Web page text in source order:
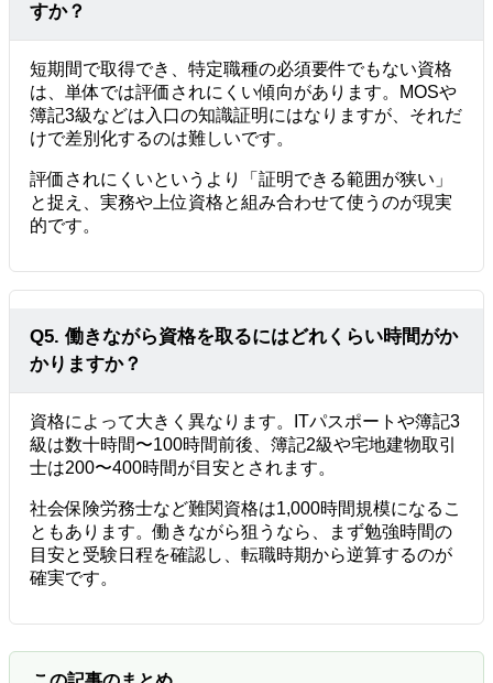
すか？
短期間で取得でき、特定職種の必須要件でもない資格
は、単体では評価されにくい傾向があります。MOSや
簿記3級などは入口の知識証明にはなりますが、それだ
けで差別化するのは難しいです。
評価されにくいというより「証明できる範囲が狭い」
と捉え、実務や上位資格と組み合わせて使うのが現実
的です。
Q5. 働きながら資格を取るにはどれくらい時間がか
かりますか？
資格によって大きく異なります。ITパスポートや簿記3
級は数十時間〜100時間前後、簿記2級や宅地建物取引
士は200〜400時間が目安とされます。
社会保険労務士など難関資格は1,000時間規模になるこ
ともあります。働きながら狙うなら、まず勉強時間の
目安と受験日程を確認し、転職時期から逆算するのが
確実です。